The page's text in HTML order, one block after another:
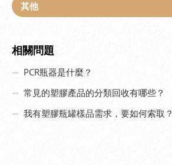
其他
相關問題
PCR瓶器是什麼？
常見的塑膠產品的分類回收有哪些？
我有塑膠瓶罐樣品需求，要如何索取？